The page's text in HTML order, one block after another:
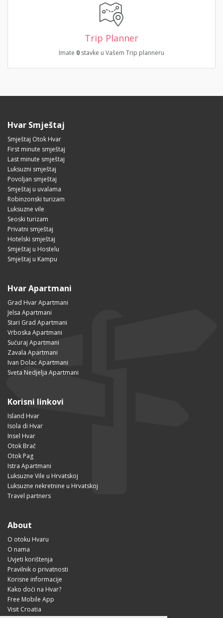
Trip Planner
Imate 0 stavke u Vašem Trip planneru
Hvar Smještaj
Smještaj Otok Hvar
First minute smještaj
Last minute smještaj
Luksuzni smještaj
Povoljan smještaj
Smještaj u uvalama
Robinzonski turizam
Luksuzne vile
Seoski turizam
Privatni smještaj
Hotelski smještaj
Smještaj u Hostelu
Smještaj u Kampu
Hvar Apartmani
Grad Hvar Apartmani
Jelsa Apartmani
Stari Grad Apartmani
Vrboska Apartmani
Sućuraj Apartmani
Zavala Apartmani
Ivan Dolac Apartmani
Sveta Nedjelja Apartmani
Korisni linkovi
Island Hvar
Isola di Hvar
Insel Hvar
Otok Brač
Otok Pag
Istra Apartmani
Luksuzne Vile u Hrvatskoj
Luksuzne nekretnine u Hrvatskoj
Travel partners
About
O otoku Hvaru
O nama
Uvjeti korištenja
Pravilnik o privatnosti
Korisne informacije
Kako doći na Hvar?
Free Mobile App
Visit Croatia